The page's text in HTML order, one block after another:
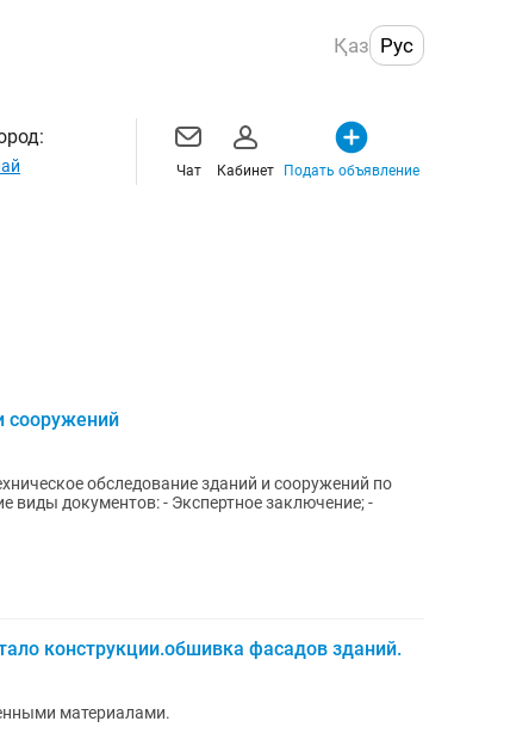
Қаз Рус
Чат Кабинет Подать объявление
сооружений
обследование зданий и сооружений по
виды документов: - Экспертное заключение; -
конструкции.обшивка фасадов зданий.
материалами.